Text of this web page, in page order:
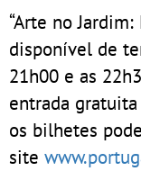
“Arte no
disponível de
21h00 e as
entrada
os bilhetes
site